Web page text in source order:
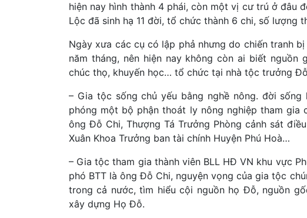
hiện nay hình thành 4 phái, còn một vị cư trú ở đâu
Lộc đã sinh hạ 11 đời, tổ chức thành 6 chi, số lượng
Ngày xưa các cụ có lập phả nhưng do chiến tranh
năm tháng, nên hiện nay không còn ai biết
chúc thọ, khuyến học… tổ chức tại nhà tộc trưởng
– Gia tộc sống chủ yếu bằng nghề nông. đời
phóng một bộ phận thoát ly nông nghiệp tham gia
ông Đỗ Chi, Thượng Tá Trưởng Phòng cảnh sát
Xuân Khoa Trưởng ban tài chính Huyện Phú Hoà…
– Gia tộc tham gia thành viên BLL HĐ VN khu vực
phó BTT là ông Đỗ Chi, nguyện vọng của gia tộc
trong cả nước, tìm hiểu cội nguồn họ Đỗ, nguồn
xây dựng Họ Đỗ.